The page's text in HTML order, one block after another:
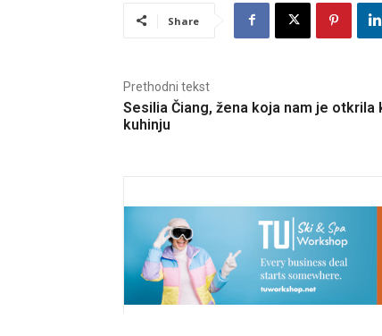
Share
Prethodni tekst
Sesilia Čiang, žena koja nam je otkrila
kuhinju